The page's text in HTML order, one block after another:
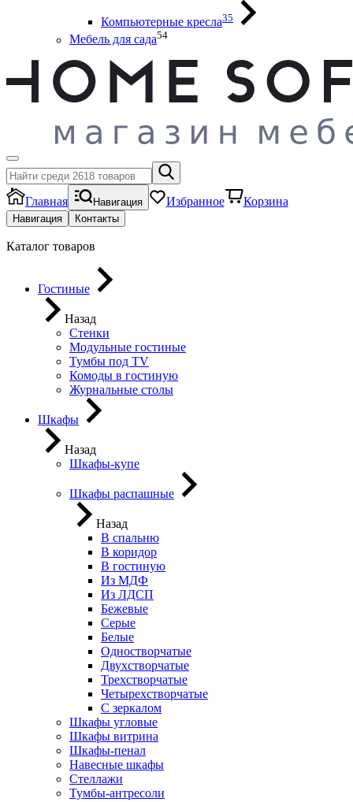
Компьютерные кресла35
Мебель для сада54
Главная Навигация Избранное Корзина
Навигация Контакты
Каталог товаров
Гостиные
Назад
Стенки
Модульные гостиные
Тумбы под ТV
Комоды в гостиную
Журнальные столы
Шкафы
Назад
Шкафы-купе
Шкафы распашные
Назад
В спальню
В коридор
В гостиную
Из МДФ
Из ЛДСП
Бежевые
Серые
Белые
Одностворчатые
Двухстворчатые
Трехстворчатые
Четырехстворчатые
С зеркалом
Шкафы угловые
Шкафы витрина
Шкафы-пенал
Навесные шкафы
Стеллажи
Тумбы-антресоли